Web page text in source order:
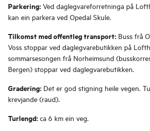
Parkering: Ved daglegvareforretninga på
kan ein parkera ved Opedal Skule.
Tilkomst med offentleg transport: Buss frå
Voss stoppar ved daglegvarebutikken på
sommarsesongen frå Norheimsund
Bergen) stoppar ved daglegvarebutikken.
Gradering: Det er god stigning heile vegen.
krevjande (raud).
Turlengd: ca 6 km ein veg.